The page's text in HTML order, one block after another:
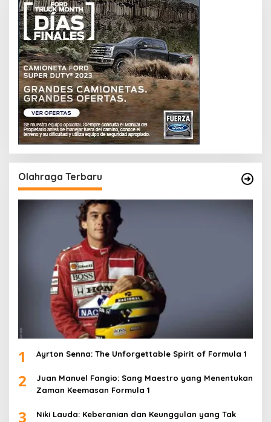
Olahraga Terbaru
1 Ayrton Senna: The Unforgettable Spirit of Formula 1
2
Juan Manuel Fangio: Sang Maestro yang Menentukan
Zaman Keemasan Formula 1
3
Niki Lauda: Keberanian dan Keunggulan yang Tak